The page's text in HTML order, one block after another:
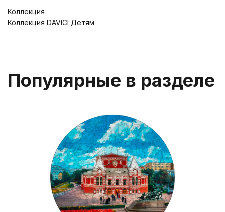
Коллекция
Коллекция DAVICI Детям
Популярные в разделе